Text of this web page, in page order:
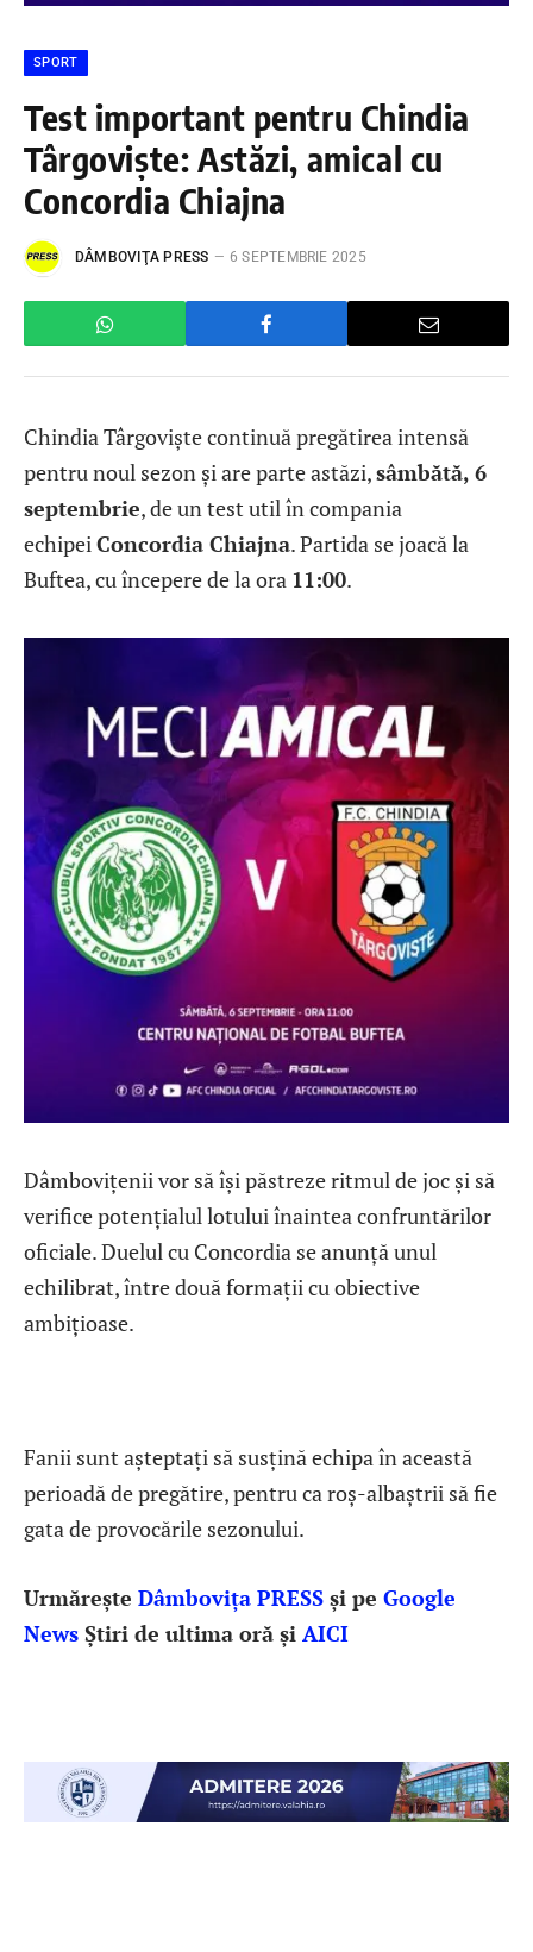
SPORT
Test important pentru Chindia
Târgoviște: Astăzi, amical cu
Concordia Chiajna
DÂMBOVIŢA PRESS 6 SEPTEMBRIE 2025
Chindia Târgoviște continuă pregătirea intensă
pentru noul sezon și are parte astăzi,sâmbătă, 6
septembrie, de un test util în compania
echipeiConcordia Chiajna. Partida se joacă la
Buftea, cu începere de la ora 11:00.
Dâmbovițenii vor să își păstreze ritmul de joc și să
verifice potențialul lotului înaintea confruntărilor
oficiale. Duelul cu Concordia se anunță unul
echilibrat, între două formații cu obiective
ambițioase.
Fanii sunt așteptați să susțină echipa în această
perioadă de pregătire, pentru ca roș-albaștrii să fie
gata de provocările sezonului.
Urmărește Dâmbovița PRESS și pe Google
News Știri de ultima oră și AICI